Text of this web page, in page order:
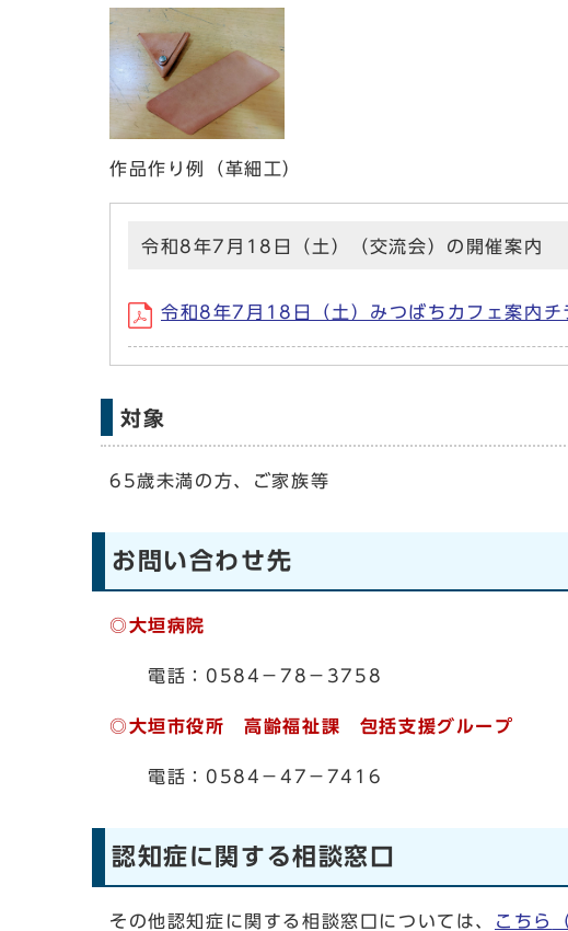
作品作り例（革細工）
令和8年7月18日（土）（交流会）の開催案内
令和8年7月18日（土）みつばちカフェ案内
対象
65歳未満の方、ご家族等
お問い合わせ先
◎大垣病院
電話：0584－78－3758
◎大垣市役所 高齢福祉課 包括支援グループ
電話：0584－47－7416
認知症に関する相談窓口
その他認知症に関する相談窓口については、 こちら